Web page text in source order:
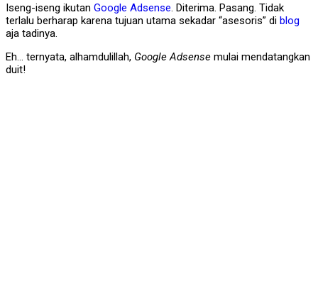
Iseng-iseng ikutan Google Adsense. Diterima. Pasang. Tidak
terlalu berharap karena tujuan utama sekadar “asesoris” di blog
aja tadinya.
Eh… ternyata, alhamdulillah, Google Adsense mulai mendatangkan
duit!